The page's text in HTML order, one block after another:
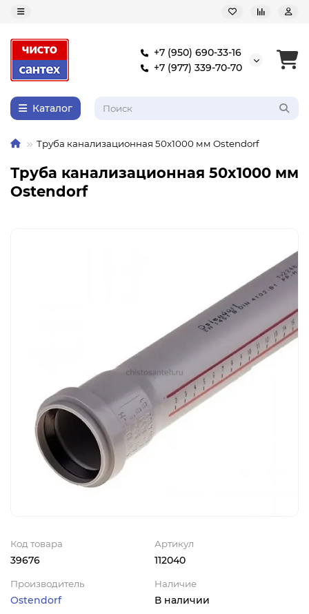
+7 (950) 690-33-16
+7 (977) 339-70-70
Каталог
Труба канализационная 50x1000 мм Ostendorf
Труба канализационная 50x1000 мм
Ostendorf
Код товара
39676
Артикул
112040
Производитель
Ostendorf
Наличие
В наличии